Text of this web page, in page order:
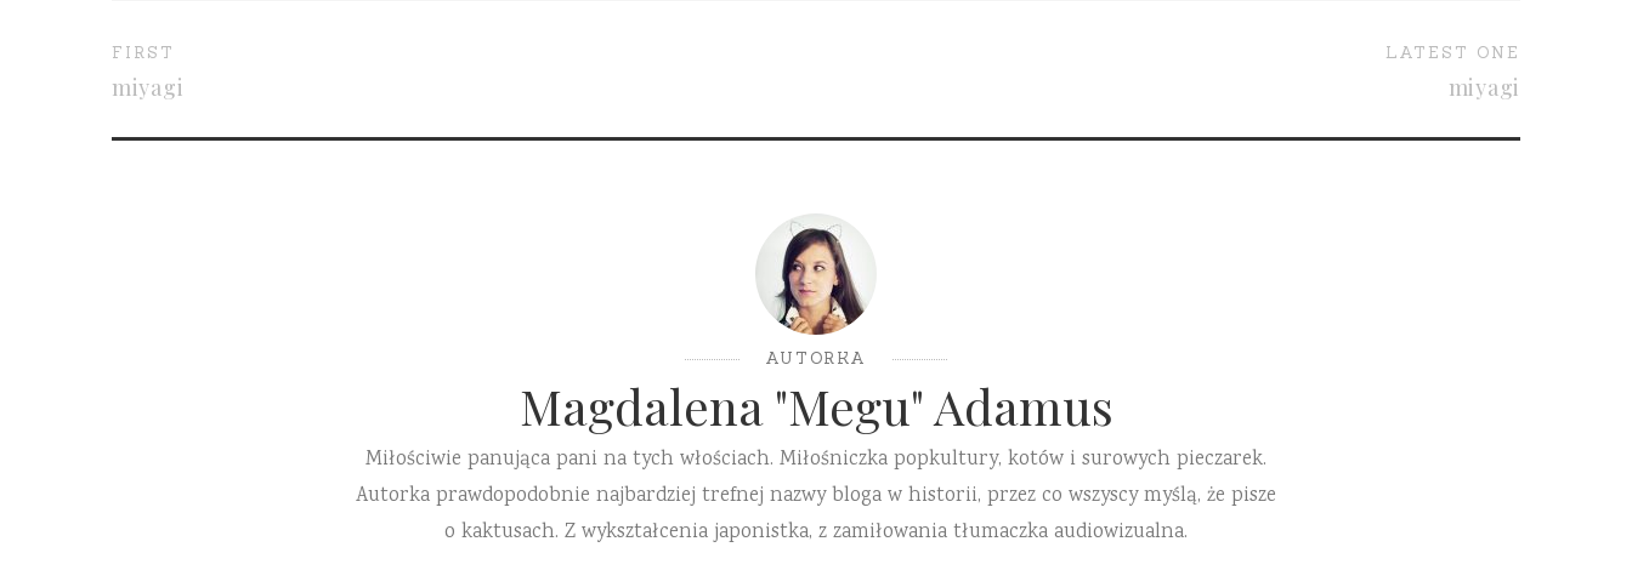
FIRST
miyagi
LATEST ONE
miyagi
AUTORKA
Magdalena "Megu" Adamus
Miłościwie panująca pani na tych włościach. Miłośniczka popkultury, kotów i surowych pieczarek.
Autorka prawdopodobnie najbardziej trefnej nazwy bloga w historii, przez co wszyscy myślą, że pisze
o kaktusach. Z wykształcenia japonistka, z zamiłowania tłumaczka audiowizualna.